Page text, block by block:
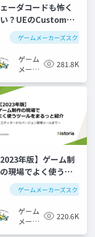
ーダコードも怖く
？UEのCustomノ
で学ぶHLSL入門
ゲームメーカーズスクラン
ゲーム
メーカ
281.8K
scrum agile
2023年版】ゲーム制
現場でよく使うツ
をまるっと紹介
ゲームメーカーズスクラン
ゲーム
メーカ
220.6K